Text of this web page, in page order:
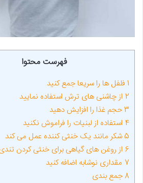
فهرست محتوا
1 فلفل‌ ها را سریعا جمع کنید
2 از چاشنی‌ های ترش استفاده نمایید
3حجم غذا را افزایش دهید
4 استفاده از لبنیات را فراموش نکنید
5شکر مانند یک خنثی کننده عمل می‌ کند
6 از روغن‌ های گیاهی برای خنثی کردن
7 مقداری نوشابه اضافه کنید
8جمع بندی